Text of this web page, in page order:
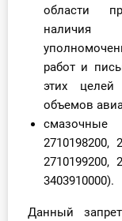
области
наличия
работ и
этих
объемов
2710198200,
2710199200,
3403910000).
Данный